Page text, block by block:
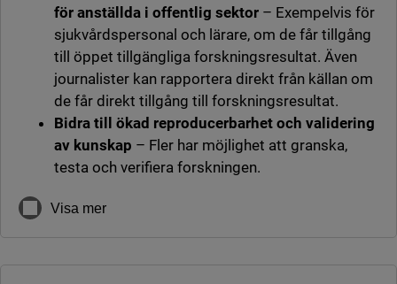
för anställda i offentlig sektor – Exempelvis för
sjukvårdspersonal och lärare, om de får tillgång
till öppet tillgängliga forskningsresultat. Även
journalister kan rapportera direkt från källan om
de får direkt tillgång till forskningsresultat.
Bidra till ökad reproducerbarhet och validering
av kunskap – Fler har möjlighet att granska,
testa och verifiera forskningen.
Visa mer